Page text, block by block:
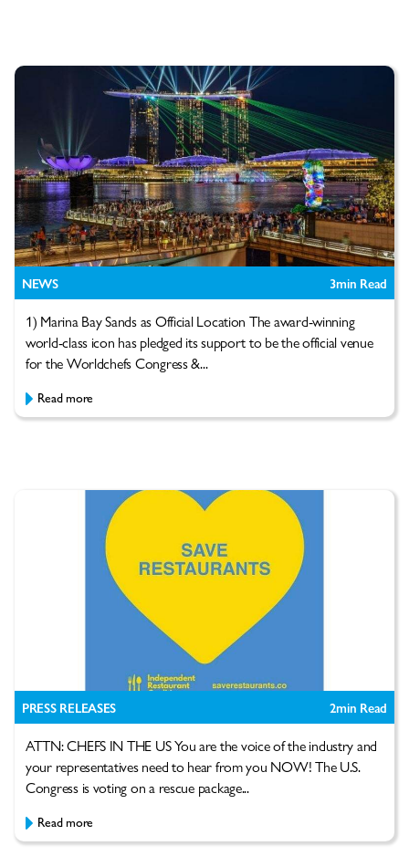
NEWS 3min Read
1) Marina Bay Sands as Official Location The award-winning
world-class icon has pledged its support to be the official venue
for the Worldchefs Congress &...
Read more
PRESS RELEASES 2min Read
ATTN: CHEFS IN THE US You are the voice of the industry and
your representatives need to hear from you NOW! The U.S.
Congress is voting on a rescue package...
Read more